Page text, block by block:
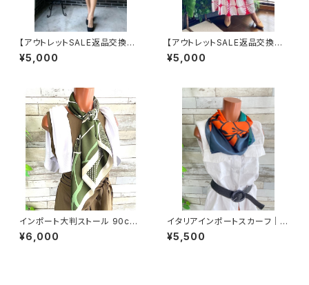
【アウトレットSALE返品交換不
可8/20まで】フランス製インポ
ートワンピース｜LONNKEL P
ン系
¥5,000
【アウトレットSALE返品交換不
可8/20まで】イタリア製インポ
ート セットアップドレス｜ロング
(M)(L)(XL)
¥5,000
インポート大判ストール 90cm
大判スクエア Silk Feeling お
しゃれスカーフ/グリーン
¥6,000
イタリアインポートスカーフ｜小
さめスカーフ ツヤスカーフ・SIL
K風 バッグスカーフ/オレンジ＆
¥5,500